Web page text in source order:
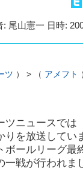
: 尾山憲一 日時:
ツ ） > （ アメフト
ツニュースでは
りを放送してい
ボールリーグ最
一戦が行われま